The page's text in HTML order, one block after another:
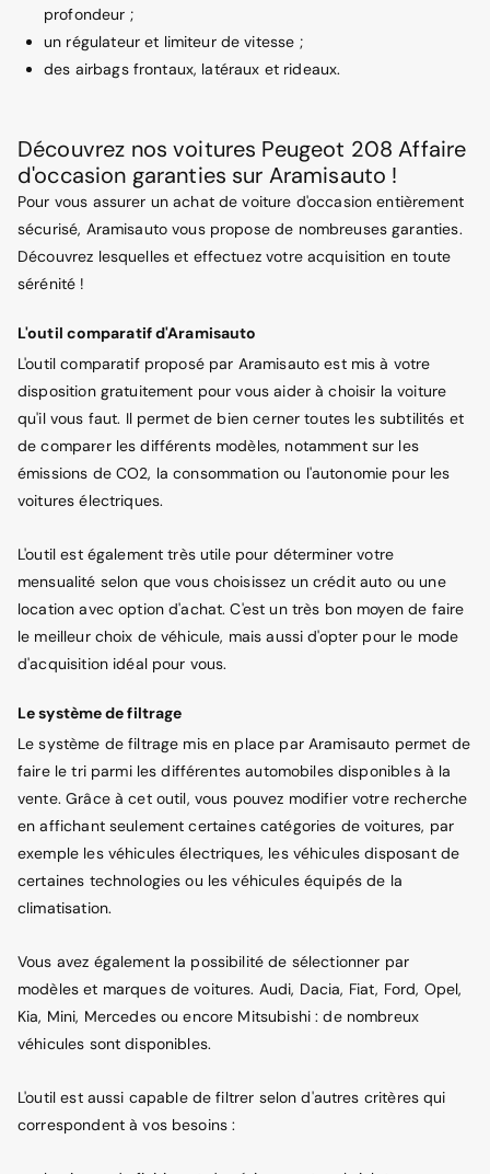
profondeur ;
un régulateur et limiteur de vitesse ;
des airbags frontaux, latéraux et rideaux.
Découvrez nos voitures Peugeot 208 Affaire
d'occasion garanties sur Aramisauto !
Pour vous assurer un achat de voiture d'occasion entièrement
sécurisé, Aramisauto vous propose de nombreuses garanties.
Découvrez lesquelles et effectuez votre acquisition en toute
sérénité !
L'outil comparatif d'Aramisauto
L'outil comparatif proposé par Aramisauto est mis à votre
disposition gratuitement pour vous aider à choisir la voiture
qu'il vous faut. Il permet de bien cerner toutes les subtilités et
de comparer les différents modèles, notamment sur les
émissions de CO2, la consommation ou l'autonomie pour les
voitures électriques.
L'outil est également très utile pour déterminer votre
mensualité selon que vous choisissez un crédit auto ou une
location avec option d'achat. C'est un très bon moyen de faire
le meilleur choix de véhicule, mais aussi d'opter pour le mode
d'acquisition idéal pour vous.
Le système de filtrage
Le système de filtrage mis en place par Aramisauto permet de
faire le tri parmi les différentes automobiles disponibles à la
vente. Grâce à cet outil, vous pouvez modifier votre recherche
en affichant seulement certaines catégories de voitures, par
exemple les véhicules électriques, les véhicules disposant de
certaines technologies ou les véhicules équipés de la
climatisation.
Vous avez également la possibilité de sélectionner par
modèles et marques de voitures. Audi, Dacia, Fiat, Ford, Opel,
Kia, Mini, Mercedes ou encore Mitsubishi : de nombreux
véhicules sont disponibles.
L'outil est aussi capable de filtrer selon d'autres critères qui
correspondent à vos besoins :